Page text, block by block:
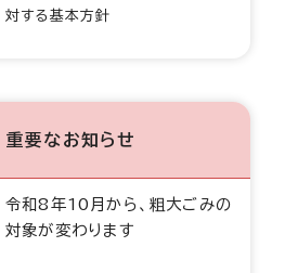
対する基本方針
重要なお知らせ
令和8年10月から、粗大ごみの
対象が変わります